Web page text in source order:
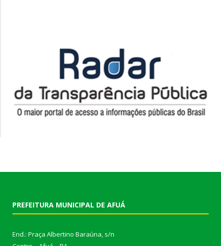
PREFEITURA MUNICIPAL DE AFUÁ
End.: Praça Albertino Baraúna, s/n